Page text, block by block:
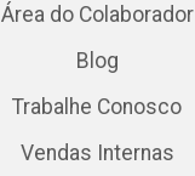
Área do Colaborador
Blog
Trabalhe Conosco
Vendas Internas